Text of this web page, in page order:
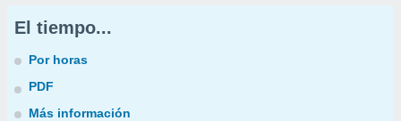
El tiempo...
Por horas
PDF
Más información